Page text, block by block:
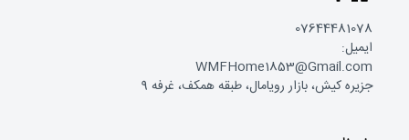
07644481078
ایمیل:
WMFHome1853@Gmail.com
جزیره کیش، بازار رویامال، طبقه همکف، غرفه 9